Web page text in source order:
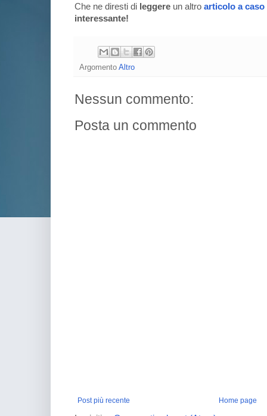
Che ne diresti di leggere un altro articolo a caso
interessante!
Argomento Altro
Nessun commento:
Posta un commento
Post più recente Home page